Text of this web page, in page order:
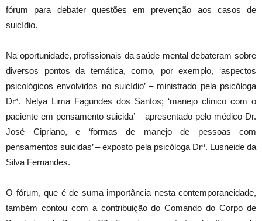
fórum para debater questões em prevenção aos casos de
suicídio.
Na oportunidade, profissionais da saúde mental debateram sobre
diversos pontos da temática, como, por exemplo, ‘aspectos
psicológicos envolvidos no suicídio’ – ministrado pela psicóloga
Drª. Nelya Lima Fagundes dos Santos; ‘manejo clínico com o
paciente em pensamento suicida’ – apresentado pelo médico Dr.
José Cipriano, e ‘formas de manejo de pessoas com
pensamentos suicidas’ – exposto pela psicóloga Drª. Lusneide da
Silva Fernandes.
O fórum, que é de suma importância nesta contemporaneidade,
também contou com a contribuição do Comando do Corpo de